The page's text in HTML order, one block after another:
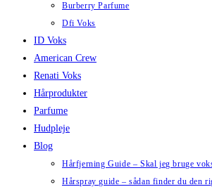
Burberry Parfume
Dfi Voks
ID Voks
American Crew
Renati Voks
Hårprodukter
Parfume
Hudpleje
Blog
Hårfjerning Guide – Skal jeg bruge
Hårspray guide – sådan finder du den